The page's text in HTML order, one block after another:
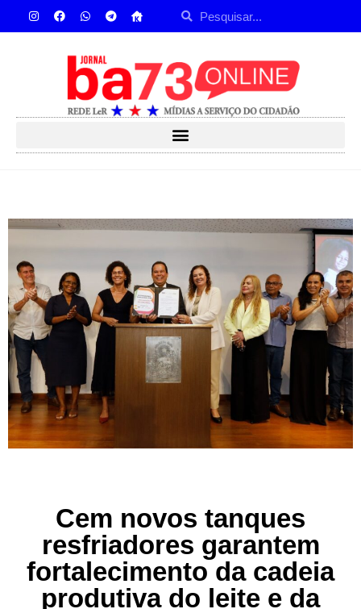
Cem novos tanques
resfriadores garantem
fortalecimento da cadeia
produtiva do leite e da